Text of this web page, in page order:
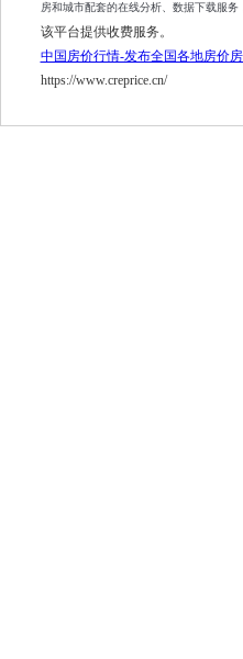
房和城市配套的在线分析、数据下载服务
该平台提供收费服务。
中国房价行情-发布全国各地房价房
https://www.creprice.cn/